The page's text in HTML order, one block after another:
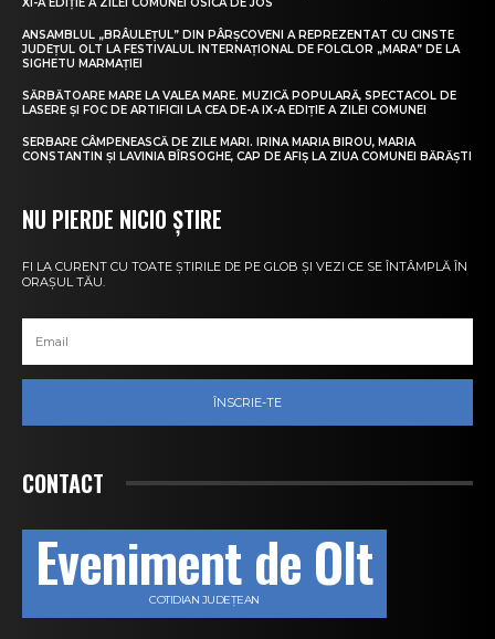
ANSAMBLUL „BRÂULEȚUL” DIN PÂRȘCOVENI A REPREZENTAT CU CINSTE
JUDEȚUL OLT LA FESTIVALUL INTERNAȚIONAL DE FOLCLOR „MARA” DE LA
SIGHETU MARMAȚIEI
SĂRBĂTOARE MARE LA VALEA MARE. MUZICĂ POPULARĂ, SPECTACOL DE
LASERE ȘI FOC DE ARTIFICII LA CEA DE-A IX-A EDIȚIE A ZILEI COMUNEI
SERBARE CÂMPENEASCĂ DE ZILE MARI. IRINA MARIA BIROU, MARIA
CONSTANTIN ȘI LAVINIA BÎRSOGHE, CAP DE AFIȘ LA ZIUA COMUNEI BĂRĂȘTI
NU PIERDE NICIO ȘTIRE
FI LA CURENT CU TOATE ȘTIRILE DE PE GLOB ȘI VEZI CE SE ÎNTÂMPLĂ ÎN
ORAȘUL TĂU.
ÎNSCRIE-TE
CONTACT
Eveniment de Olt
COTIDIAN JUDEȚEAN